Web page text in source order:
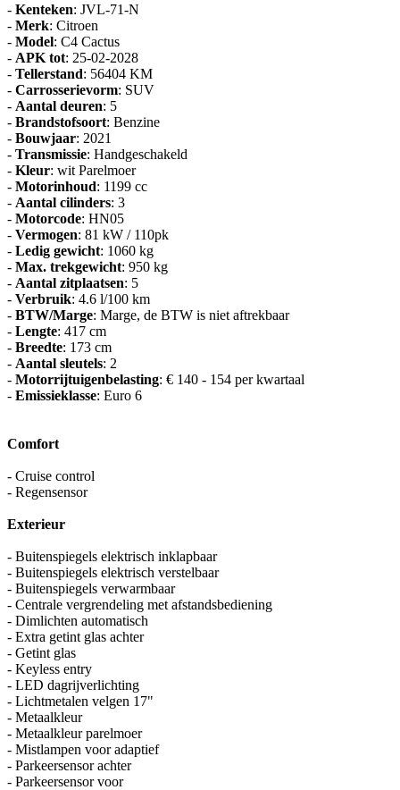
- Kenteken: JVL-71-N
- Merk: Citroen
- Model: C4 Cactus
- APK tot: 25-02-2028
- Tellerstand: 56404 KM
- Carrosserievorm: SUV
- Aantal deuren: 5
- Brandstofsoort: Benzine
- Bouwjaar: 2021
- Transmissie: Handgeschakeld
- Kleur: wit Parelmoer
- Motorinhoud: 1199 cc
- Aantal cilinders: 3
- Motorcode: HN05
- Vermogen: 81 kW / 110pk
- Ledig gewicht: 1060 kg
- Max. trekgewicht: 950 kg
- Aantal zitplaatsen: 5
- Verbruik: 4.6 l/100 km
- BTW/Marge: Marge, de BTW is niet aftrekbaar
- Lengte: 417 cm
- Breedte: 173 cm
- Aantal sleutels: 2
- Motorrijtuigenbelasting: € 140 - 154 per kwartaal
- Emissieklasse: Euro 6
Comfort
- Cruise control
- Regensensor
Exterieur
- Buitenspiegels elektrisch inklapbaar
- Buitenspiegels elektrisch verstelbaar
- Buitenspiegels verwarmbaar
- Centrale vergrendeling met afstandsbediening
- Dimlichten automatisch
- Extra getint glas achter
- Getint glas
- Keyless entry
- LED dagrijverlichting
- Lichtmetalen velgen 17"
- Metaalkleur
- Metaalkleur parelmoer
- Mistlampen voor adaptief
- Parkeersensor achter
- Parkeersensor voor